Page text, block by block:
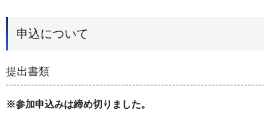
申込について
提出書類
※参加申込みは締め切りました。